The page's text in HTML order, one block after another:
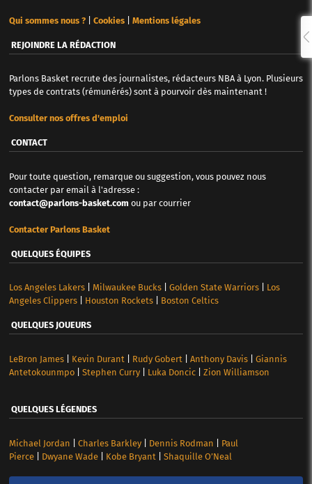
Qui sommes nous ?| Cookies| Mentions légales
REJOINDRE LA RÉDACTION
Parlons Basket recrute des journalistes, rédacteurs NBA à Lyon. Plusieurs
types de contrats (rémunérés) sont à pourvoir dès maintenant !
Consulter nos offres d'emploi
CONTACT
Pour toute question, remarque ou suggestion, vous pouvez nous
contacter par email à l'adresse :
contact@parlons-basket.com ou par courrier
Contacter Parlons Basket
QUELQUES ÉQUIPES
Los Angeles Lakers| Milwaukee Bucks| Golden State Warriors| Los
Angeles Clippers| Houston Rockets| Boston Celtics
QUELQUES JOUEURS
LeBron James| Kevin Durant Rudy Gobert Anthony Davis| Giannis
Antetokounmpo| Stephen Curry| Luka Doncic| Zion Williamson
QUELQUES LÉGENDES
Michael Jordan Charles Barkley| Dennis Rodman
Paul
Pierce| Dwyane Wade| Kobe Bryant Shaquille O’Neal